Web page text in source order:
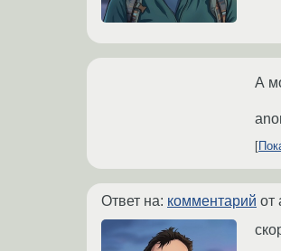
А
Ответ на: комментарий от